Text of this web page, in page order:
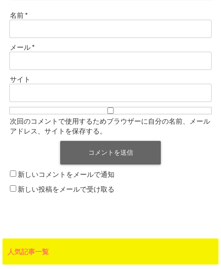
名前*
メール*
サイト
次回のコメントで使用するためブラウザーに自分の名前、メール
アドレス、サイトを保存する。
新しいコメントをメールで通知
新しい投稿をメールで受け取る
人気記事一覧